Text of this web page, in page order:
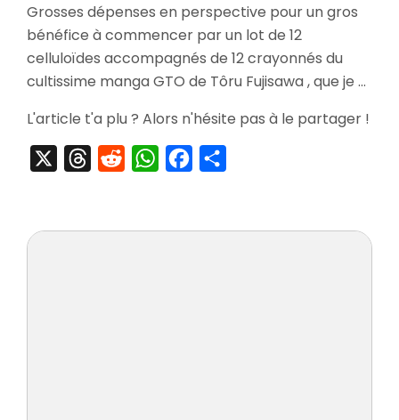
Les
Enchères
du
Grosses dépenses en perspective pour un gros
bénéfice à commencer par un lot de 12
celluloïdes accompagnés de 12 crayonnés du
cultissime manga GTO de Tôru Fujisawa , que je …
L'article t'a plu ? Alors n'hésite pas à le partager !
ThreadsRedditWhatsAppFacebook